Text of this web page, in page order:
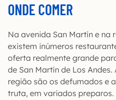
ONDE COMER
Na avenida San Martín e na
existem inúmeros
oferta realmente grande
de San Martín de Los
região são os defumados e
truta, em variados preparos.